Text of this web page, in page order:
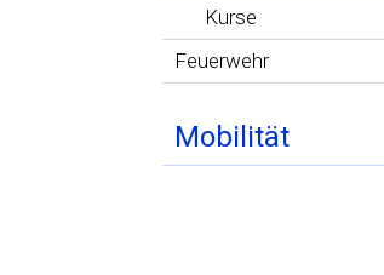
Kurse
Feuerwehr
Mobilität